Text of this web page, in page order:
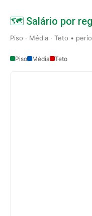
🗺️ Salário por
Piso · Média · Teto •
Piso Média Teto